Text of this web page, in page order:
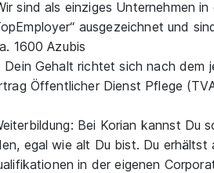
sind als einziges Unternehmen
ausgezeichnet und
1600 Azubis
Gehalt richtet sich nach dem
Öffentlicher Dienst Pflege
Bei Korian kannst Du
egal wie alt Du bist. Du erhältst
in der eigenen